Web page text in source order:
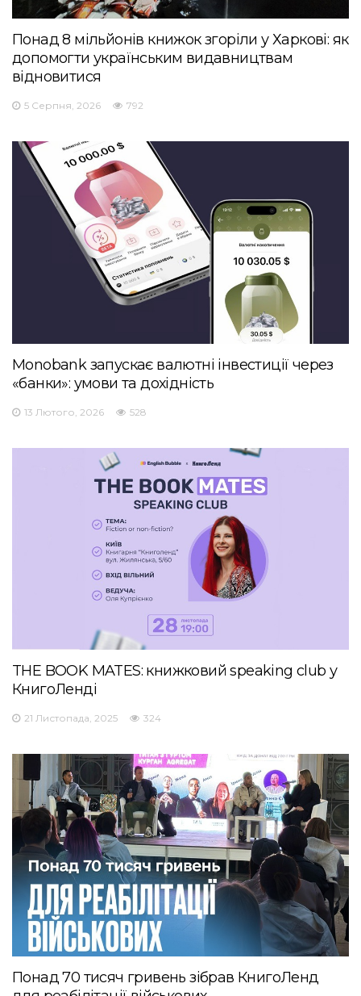
Понад 8 мільйонів книжок згоріли у Харкові: як
допомогти українським видавництвам
відновитися
5 Серпня, 2026 792
Monobank запускає валютні інвестиції через
«банки»: умови та дохідність
13 Лютого, 2026 528
THE BOOK MATES: книжковий speaking club у
КнигоЛенді
21 Листопада, 2025 324
Понад 70 тисяч гривень зібрав КнигоЛенд